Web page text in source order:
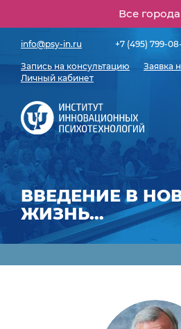
Все города
info@psy-in.ru +7 (495) 799-
Запись на консультацию
Заявка
Личный кабинет
ВВЕДЕНИЕ В
ЖИЗНЬ…